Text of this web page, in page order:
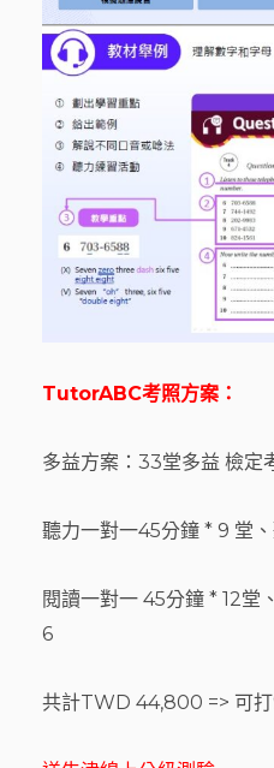
TutorABC考照方案：
多益方案：33堂多益 檢定
聽力一對一45分鐘 * 9 堂
閱讀一對一 45分鐘 * 12堂
6
共計TWD 44,800 => 可